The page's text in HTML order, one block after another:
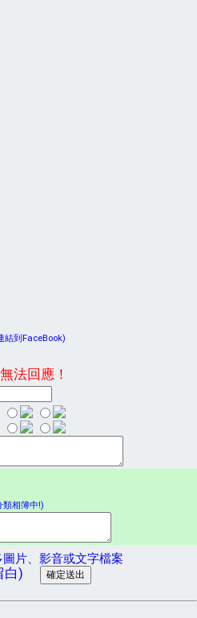
結到FaceBook)
法回應！
類相簿中!)
片、影音或文字檔案
白)